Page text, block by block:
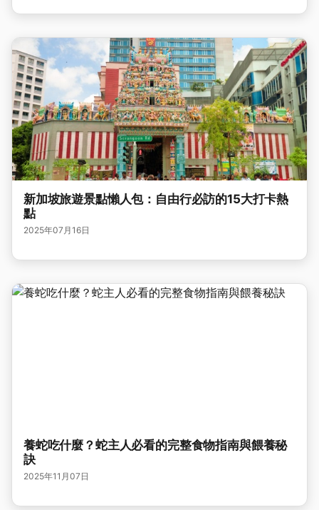
新加坡旅遊景點懶人包：自由行必訪的15大打卡熱
點
2025年07月16日
養蛇吃什麼？蛇主人必看的完整食物指南與餵養秘
訣
2025年11月07日